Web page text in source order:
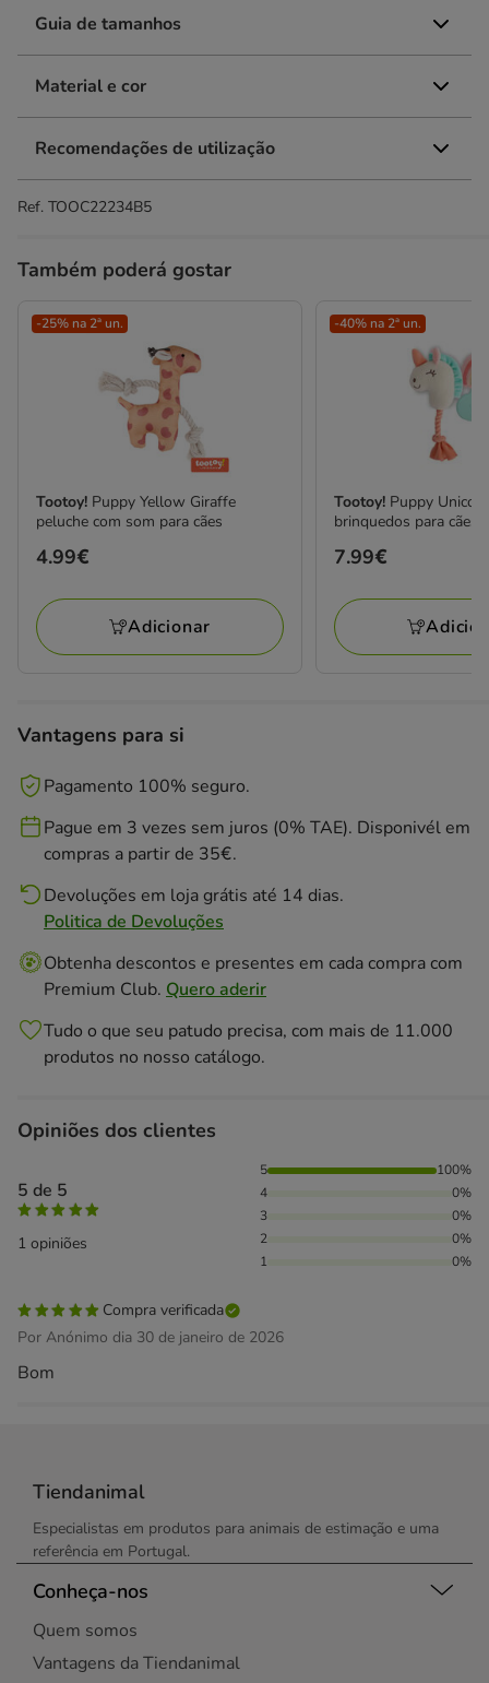
Guia de tamanhos
Material e cor
Recomendações de utilização
Ref. TOOC22234B5
Também poderá gostar
-25% na 2ª un.
Tootoy! Puppy Yellow Giraffe
peluche com som para cães
Preço
4.99€
Adicionar
-40% na 2ª un.
Tootoy! Puppy
brinquedos para cães
Preço
7.99€
Vantagens para si
Pagamento 100% seguro.
Pague em 3 vezes sem juros (0% TAE). Disponivél em
compras a partir de 35€.
Devoluções em loja grátis até 14 dias.
Politica de Devoluções
Obtenha descontos e presentes em cada compra com
Premium Club. Quero aderir
Tudo o que seu patudo precisa, com mais de 11.000
produtos no nosso catálogo.
Opiniões dos clientes
5 de 5
1 opiniões
100% das pessoas avaliaram com 5 estrelas,
5
100%
4
0%
3
0%
2
0%
1
0%
Compra verificada
Por Anónimo dia 30 de janeiro de 2026
Bom
Tiendanimal
Especialistas em produtos para animais de estimação e uma
referência em Portugal.
Conheça-nos
Quem somos
Vantagens da Tiendanimal